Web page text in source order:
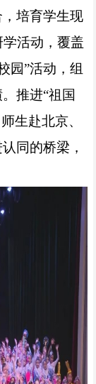
培育学生现
活动，覆盖
园”活动，组
推进“祖国
生赴北京、
同的桥梁，